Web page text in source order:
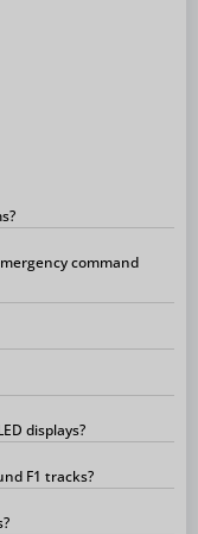
command
displays?
F1 tracks?